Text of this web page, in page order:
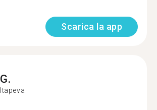
Scarica la app
G.
Itapeva